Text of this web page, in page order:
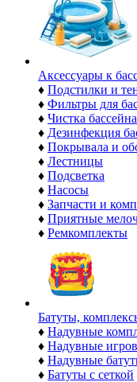
Аксессуары к
♦ Подстилки и
♦ Фильтры для
♦ Чистка бассейна
♦ Дезинфекция
♦ Покрывала и
♦ Лестницы
♦ Подсветка
♦ Насосы
♦ Запчасти и
♦ Приятные
♦ Ремкомплекты
Батуты,
♦ Надувные
♦ Надувные
♦ Надувные
♦ Батуты с сеткой